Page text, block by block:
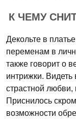
К ЧЕМУ
Декольте в
переменам в
также говорит о
интрижки. Видеть
страстной любви,
Приснилось
возможности